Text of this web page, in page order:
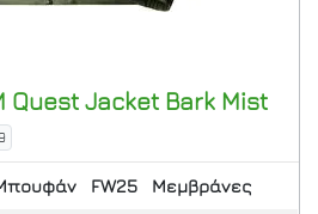
Quest Jacket Bark Mist
FW25
Μεμβράνες